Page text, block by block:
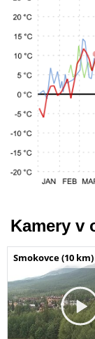
Kamery v
Smokovce (10 km)